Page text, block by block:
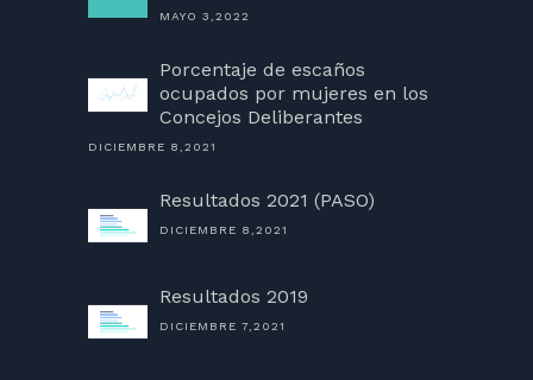
MAYO 3,2022
Porcentaje de escaños
ocupados por mujeres en los
Concejos Deliberantes
DICIEMBRE 8,2021
Resultados 2021 (PASO)
DICIEMBRE 8,2021
Resultados 2019
DICIEMBRE 7,2021